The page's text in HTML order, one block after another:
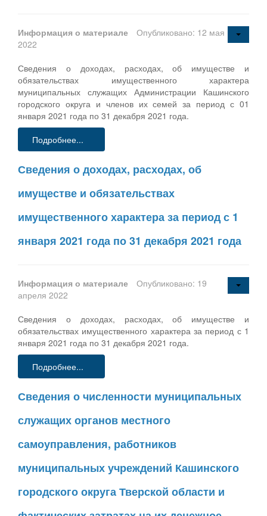
Информация о материале
Опубликовано: 12 мая
2022
Сведения о доходах, расходах, об имуществе и
обязательствах имущественного характера
муниципальных служащих Администрации Кашинского
городского округа и членов их семей за период с 01
января 2021 года по 31 декабря 2021 года.
Подробнее...
Сведения о доходах, расходах, об
имуществе и обязательствах
имущественного характера за период с 1
января 2021 года по 31 декабря 2021 года
Информация о материале
Опубликовано: 19
апреля 2022
Сведения о доходах, расходах, об имуществе и
обязательствах имущественного характера за период с 1
января 2021 года по 31 декабря 2021 года.
Подробнее...
Сведения о численности муниципальных
служащих органов местного
самоуправления, работников
муниципальных учреждений Кашинского
городского округа Тверской области и